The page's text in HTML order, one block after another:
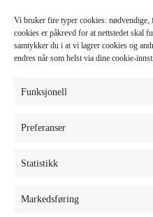
Vi bruker fire typer cookies: nødvendige,
cookies er påkrevd for at nettstedet skal
samtykker du i at vi lagrer cookies og
endres når som helst via dine cookie-
Funksjonell
Preferanser
Statistikk
Markedsføring